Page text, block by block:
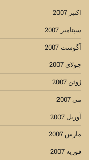
اکتبر 2007
سپتامبر 2007
آگوست 2007
جولای 2007
ژوئن 2007
می 2007
آوریل 2007
مارس 2007
فوریه 2007